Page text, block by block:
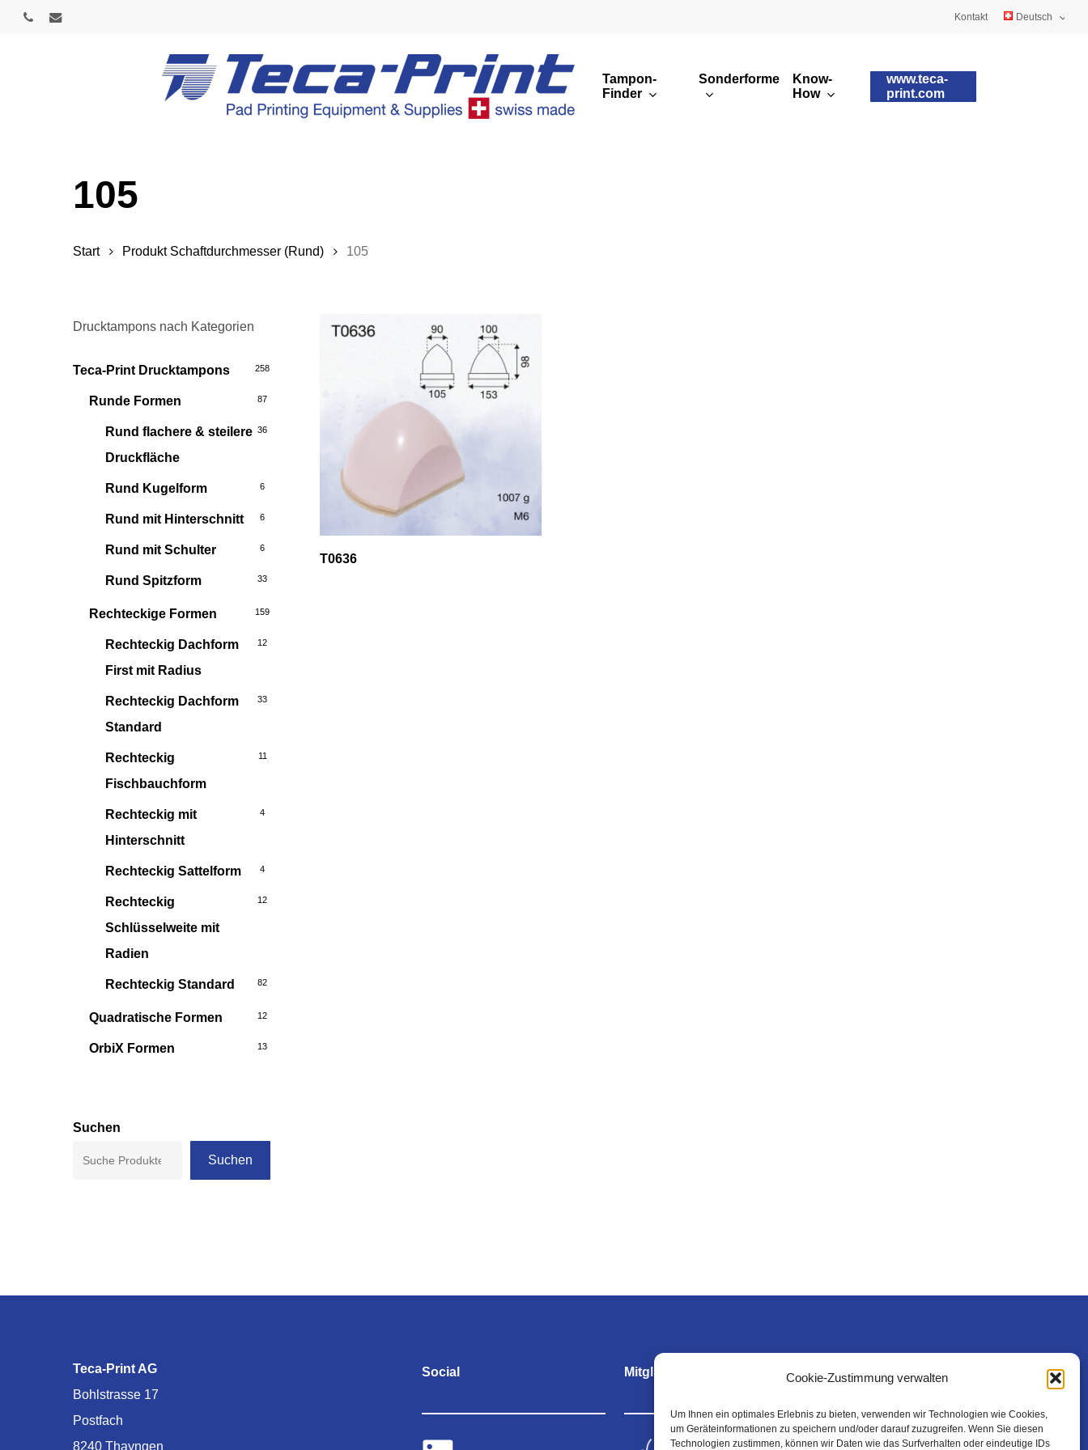
Cookie-Zustimmung verwalten
Um Ihnen ein optimales Erlebnis zu bieten, verwenden wir Technologien wie Cookies,
um Geräteinformationen zu speichern und/oder darauf zuzugreifen. Wenn Sie diesen
Technologien zustimmen, können wir Daten wie das Surfverhalten oder eindeutige IDs
Skip
Kontakt Deutsch
Tampon-
Finder
Sonderformen
Know-
How
www.teca-
print.com
105
Start Produkt Schaftdurchmesser (Rund) 105
Drucktampons nach Kategorien
Teca-Print Drucktampons 258
Runde Formen 87
Rund flachere & steilere
Druckfläche
36
Rund Kugelform 6
Rund mit Hinterschnitt 6
Rund mit Schulter 6
Rund Spitzform 33
Rechteckige Formen 159
Rechteckig Dachform
First mit Radius
12
Rechteckig Dachform
Standard
33
Rechteckig
Fischbauchform
11
Rechteckig mit
Hinterschnitt
4
Rechteckig Sattelform 4
Rechteckig
Schlüsselweite mit
Radien
12
Rechteckig Standard 82
Quadratische Formen 12
OrbiX Formen 13
Suchen
Suchen
T0636
Teca-Print AG
Bohlstrasse 17
Postfach
8240 Thayngen
Social Mitgliedschaften Rechtliches